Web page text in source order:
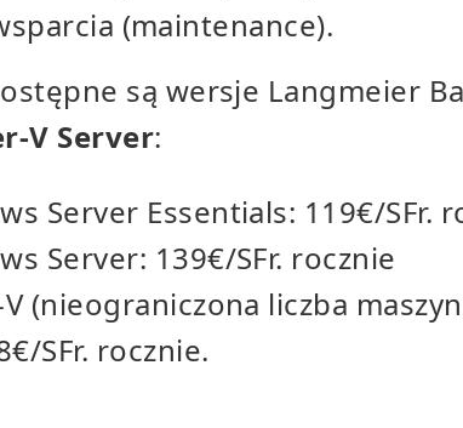
(maintenance).
są wersje Langmeier
V Server:
Server Essentials: 119€/SFr.
Server: 139€/SFr. rocznie
(nieograniczona liczba
SFr. rocznie.